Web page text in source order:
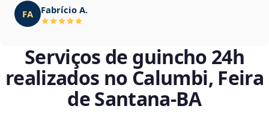
FA Fabrício A.
Serviços de guincho 24h
realizados no Calumbi, Feira
de Santana‑BA